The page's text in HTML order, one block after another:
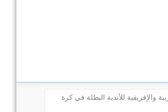
والإفريقية للأندية البطلة في كرة